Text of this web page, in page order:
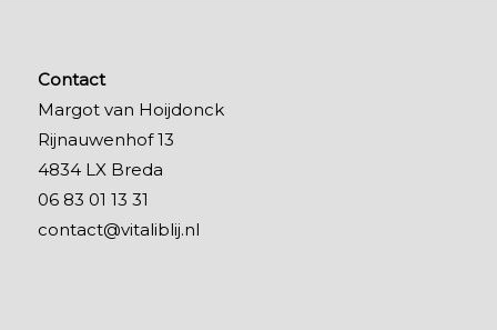
Contact
Margot van Hoijdonck
Rijnauwenhof 13
4834 LX Breda
06 83 01 13 31
contact@vitaliblij.nl